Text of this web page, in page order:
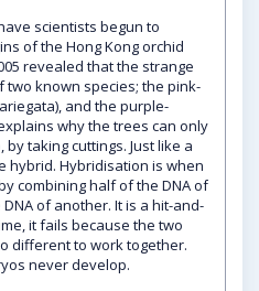
scientists begun to
of the Hong Kong orchid
revealed that the strange
known species; the pink-
and the purple-
why the trees can only
taking cuttings. Just like a
hybrid. Hybridisation is when
combining half of the DNA of
of another. It is a hit-and-
it fails because the two
different to work together.
never develop.